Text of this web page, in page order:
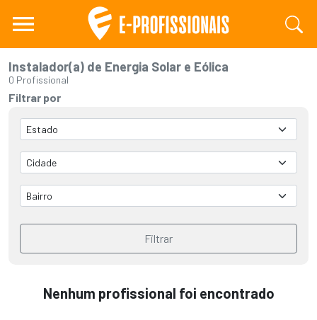
Instalador(a) de Energia Solar e Eólica
0 Profissional
Filtrar por
Filtrar
Nenhum profissional foi encontrado